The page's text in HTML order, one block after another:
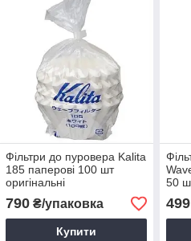
Фільтри до пуровера Kalita
185 паперові 100 шт
оригінальні
790₴/упаковка
Купити
50
499